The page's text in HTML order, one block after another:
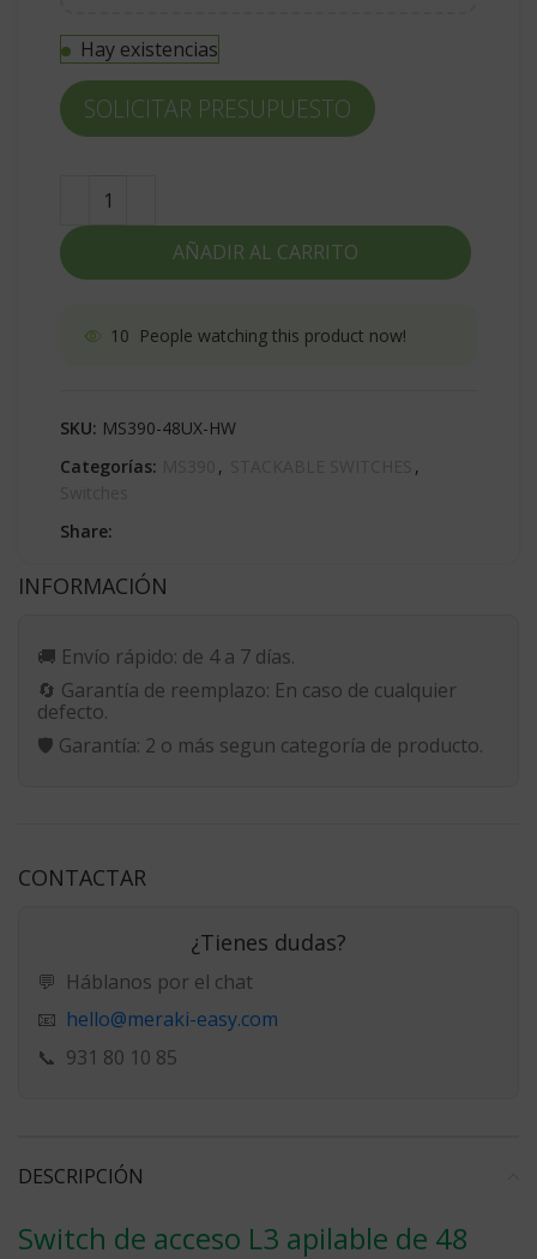
Hay existencias
AÑADIR AL CARRITO
SOLICITAR PRESUPUESTO
10 People watching this product now!
SKU: MS390-48UX-HW
Categorías:
,
,
Share:
INFORMACIÓN
🚚 Envío rápido: de 4 a 7 días.
🔄 Garantía de reemplazo: En caso de cualquier
defecto.
🛡️ Garantía: 2 o más segun categoría de producto.
CONTACTAR
¿Tienes dudas?
💬 Háblanos por el chat
📧 hello@meraki-easy.com
📞 931 80 10 85
DESCRIPCIÓN
Switch de acceso L3 apilable de 48